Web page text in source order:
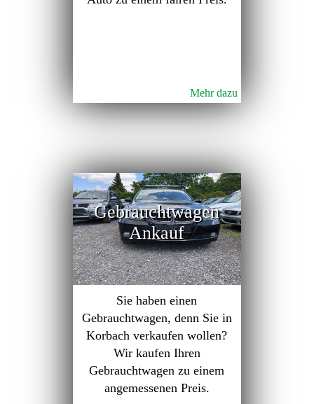
Mehr dazu
Gebrauchtwagen
Ankauf
Sie haben einen
Gebrauchtwagen, denn Sie in
Korbach verkaufen wollen?
Wir kaufen Ihren
Gebrauchtwagen zu einem
angemessenen Preis.